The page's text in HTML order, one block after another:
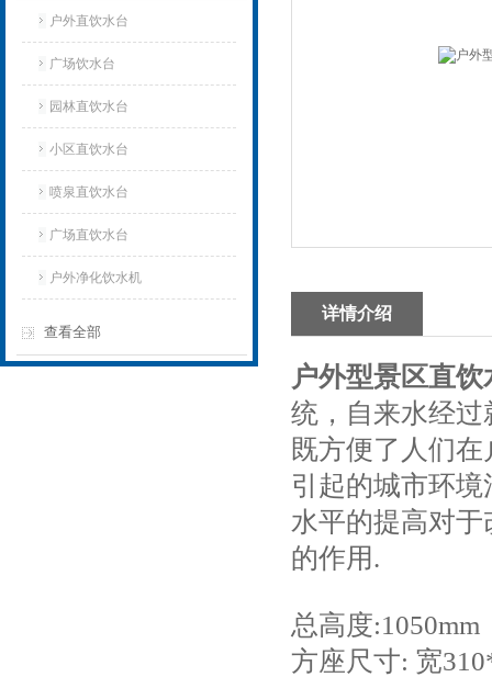
户外直饮水台
广场饮水台
园林直饮水台
小区直饮水台
喷泉直饮水台
广场直饮水台
户外净化饮水机
查看全部
详情介绍
户外型景区直饮
统，自来水经
既方便了人们
引起的城市环
水平的提高对
的作用.
总高度:1050mm
方座尺寸: 宽